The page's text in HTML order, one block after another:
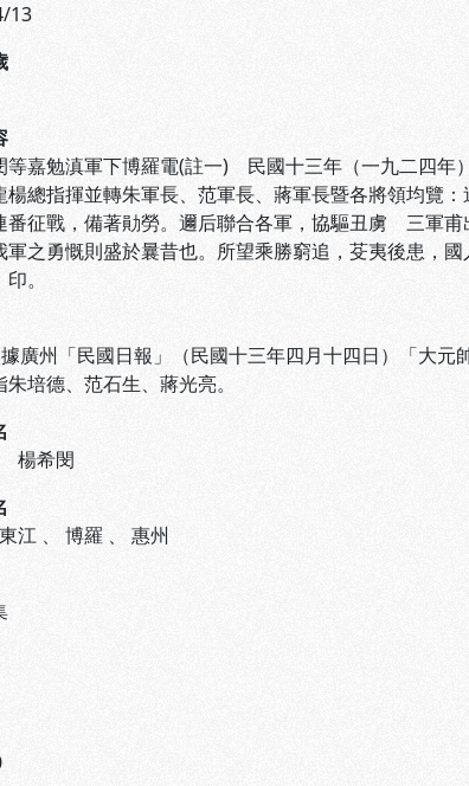
13
等嘉勉滇軍下博羅電(註一) 民國十三年（一九二四年
楊總指揮並轉朱軍長、范軍長、蔣軍長暨各將領均覽
番征戰，備著勛勞。邇后聯合各軍，協驅丑虜 三軍
軍之勇慨則盛於曩昔也。所望乘勝窮追，芟夷後患，
。
廣州「民國日報」（民國十三年四月十四日）「大元
德、范石生、蔣光亮。
楊希閔
東江 、 博羅 、 惠州